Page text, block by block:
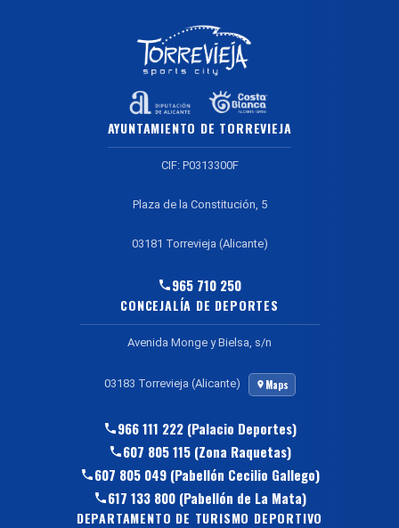
AYUNTAMIENTO DE TORREVIEJA
CIF: P0313300F
Plaza de la Constitución, 5
03181 Torrevieja (Alicante)
965 710 250
CONCEJALÍA DE DEPORTES
Avenida Monge y Bielsa, s/n
03183 Torrevieja (Alicante) Maps
966 111 222 (Palacio Deportes)
607 805 115 (Zona Raquetas)
607 805 049 (Pabellón Cecilio Gallego)
617 133 800 (Pabellón de La Mata)
DEPARTAMENTO DE TURISMO DEPORTIVO